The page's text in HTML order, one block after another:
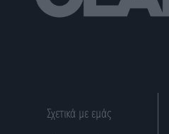
Σχετικά με εμάς